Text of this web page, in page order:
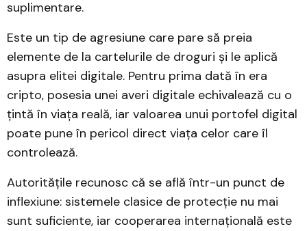
suplimentare.
Este un tip de agresiune care pare să preia
elemente de la cartelurile de droguri și le aplică
asupra elitei digitale. Pentru prima dată în era
cripto, posesia unei averi digitale echivalează cu o
țintă în viața reală, iar valoarea unui portofel digital
poate pune în pericol direct viața celor care îl
controlează.
Autoritățile recunosc că se află într-un punct de
inflexiune: sistemele clasice de protecție nu mai
sunt suficiente, iar cooperarea internațională este